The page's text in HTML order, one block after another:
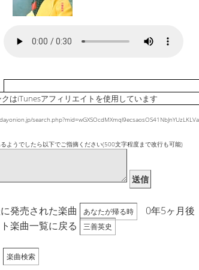
はiTunesアフィリエイトを使用しています
ようでしたら以下でご指摘ください(500文字程度まで改行も可能)
送信
発売された楽曲 あなたが帰る時
0年5ヶ月後
楽曲一覧に戻る
三善英史
楽曲検索